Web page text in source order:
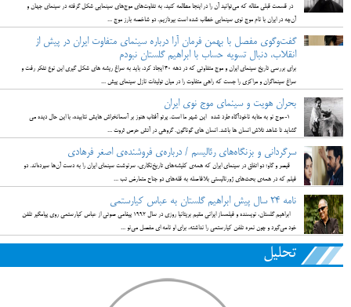
در قسمت قبلی مقاله که می‌توانید آن را در اینجا مطالعه کنید، به تفاوت‌های موج‌های سینمایی شکل گرفته در سینمای جهان و
آن‌چه در ایران با نام موج نوی سینمایی خطاب شده است بپردازیم. دو شاخصه بارز موج‌ ...
گفت‌وگوی مفصل با بهمن فرمان آرا درباره سینمای متفاوت ایران در پیش از
انقلاب، دنبال تسویه حساب با ابراهیم گلستان نبودم
برای بررسی تاریخ سینمای ایران و موج متفاوتی که در دهه 40 ایجاد کرد، باید به سراغ ریشه های شکل گیری این نوع تفکر رفت و
سراغ سینماگران و مراکزی را جست که راهی متفاوت را در میان تولیدات نازل سینمای پیش ...
بحران هویت و سینمای موج نوی ایران
1-موج نو به مثابه ناخودآگاه طرد شده این شهر ما است. پرتو آفتاب هنوز بر آسمانخراش هایش نتابیده، با این حال دیده می
گشاید تا شاهد تلاش انسان ها باشد. انسان های گوناگون. گروهی در آتش حرص ثروت ...
سرگردانی و بزنگاه‌های رئالیسم / درباره‌ی فروشنده‌ی اصغر فرهادی
قیصر و گاو؛ دو اتفاق در سینمای ایران که همه‌ی کلیشه‌های تاریخ‌نگاری، سرنوشت سینمای ایران را به دست آن‌ها سپرده‌اند. دو
فیلم که در همه‌ی بحث‌های ژورنالیستی بلافاصله به قله‌های دو جناح متعارض تب ...
نامه 24 سال پیش ابراهیم گلستان به عباس کیارستمی
ابراهیم گلستان، نویسنده و فیلمساز ایرانی مقیم بریتانیا روزی در سال ۱۹۹۲ پیغامی صوتی از عباس کیارستمی روی پیامگیر تلفن
خود می‌گیرد و چون نمره تلفن کیارستمی را نداشته، برای او نامه ای مفصل می‌نو ...
تحلیل